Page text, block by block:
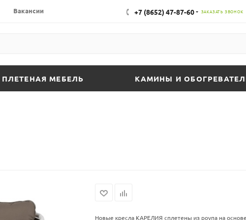
Вакансии +7 (8652) 47-87-60 ЗАКАЗАТЬ ЗВОНОК
ПЛЕТЕНАЯ МЕБЕЛЬ КАМИНЫ И
Новые кресла КАРЕЛИЯ сплетены из роупа на